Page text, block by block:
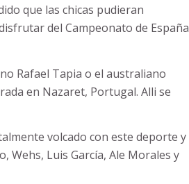
que las chicas pudieran
del Campeonato de España
Rafael Tapia o el australiano
en Nazaret, Portugal. Alli se
volcado con este deporte y
Wehs, Luis García, Ale Morales y